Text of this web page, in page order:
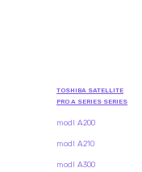
TOSHIBA SATELLITE
PRO A SERIES SERIES
modl A200
modl A210
modl A300